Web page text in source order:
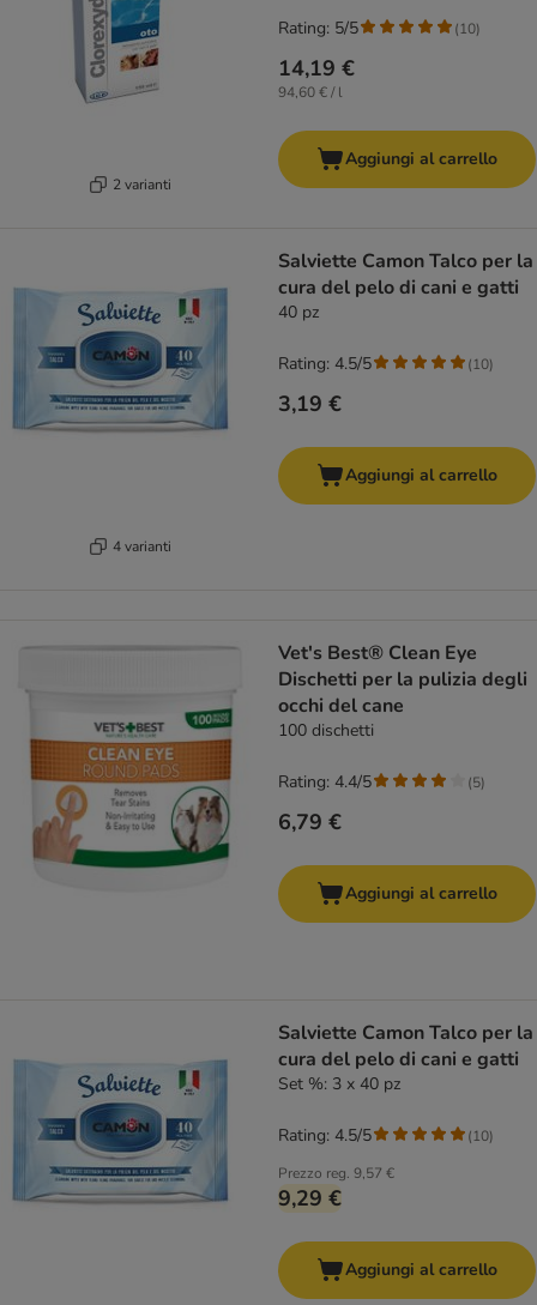
2 varianti
14,19 €
94,60 € / l
Rating: 5/5 (10)
Aggiungi al carrello
4 varianti
Salviette Camon Talco per la
cura del pelo di cani e gatti
40 pz
3,19 €
Rating: 4.5/5 (10)
Aggiungi al carrello
Vet's Best® Clean Eye
Dischetti per la pulizia degli
occhi del cane
100 dischetti
6,79 €
Rating: 4.4/5 (5)
Aggiungi al carrello
Salviette Camon Talco per la
cura del pelo di cani e gatti
Set %: 3 x 40 pz
Prezzo reg. 9,57 €
9,29 €
Rating: 4.5/5 (10)
Aggiungi al carrello